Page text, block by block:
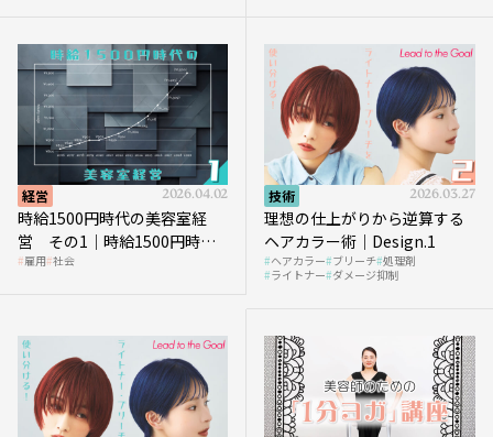
経営 2026.04.02
時給1500円時代の美容室経
営 その1｜時給1500円時代
へ向かう社会的背景
雇用 社会
技術 2026.03.27
理想の仕上がりから逆算する
ヘアカラー術｜Design.1
ヘアカラー ブリーチ 処理剤
ライトナー ダメージ抑制